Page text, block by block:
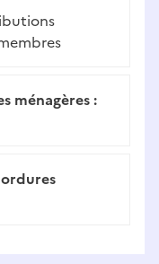
ménagères :